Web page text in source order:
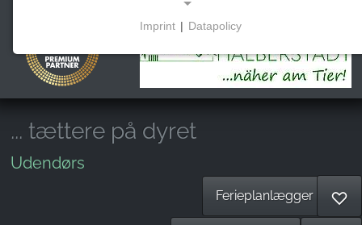
... tættere på dyret
Udendørs
Ferieplanlægger ♡
Disse cookies muliggør grundlæggende funktioner
og er nødvendige for brugen af hjemmesiden.
MARKEDSFØRING
Marketingcookies bruges af tredjeparter til at vise
personlige reklamer. Det gør de ved at spore
besøgende på tværs af hjemmesider.
Imprint | Datapolicy